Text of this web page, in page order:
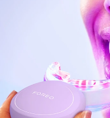
FAQ™ Pure
issa™ Teeth
Türkçe
简